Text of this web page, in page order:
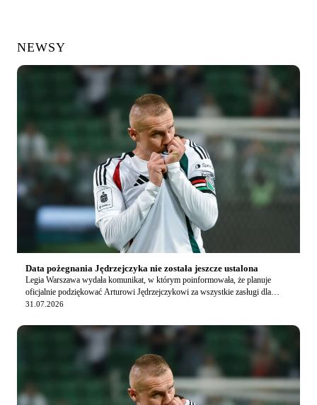
NEWSY
Data pożegnania Jędrzejczyka nie została jeszcze ustalona
Legia Warszawa wydała komunikat, w którym poinformowała, że planuje
oficjalnie podziękować Arturowi Jędrzejczykowi za wszystkie zasługi dla
klubu, ale nie została jeszcze ustalo…
31.07.2026